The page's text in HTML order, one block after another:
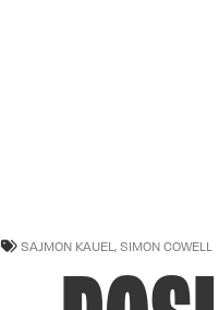
SAJMON KAUEL , SIMON COWELL